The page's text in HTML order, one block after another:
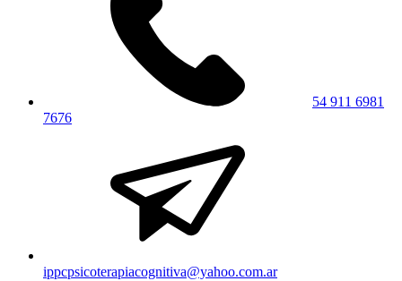
54 911 6981
7676
ippcpsicoterapiacognitiva@yahoo.com.ar